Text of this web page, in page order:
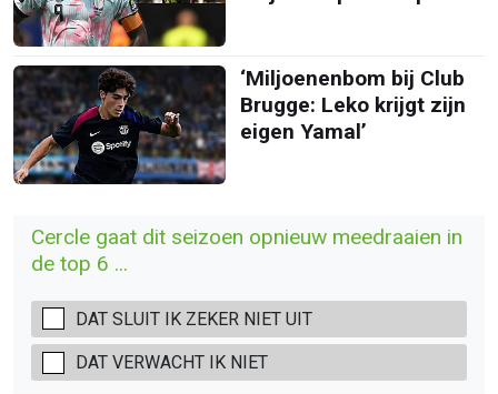
‘Miljoenenbom bij Club
Brugge: Leko krijgt zijn
eigen Yamal’
Cercle gaat dit seizoen opnieuw meedraaien in
de top 6 ...
DAT SLUIT IK ZEKER NIET UIT
DAT VERWACHT IK NIET